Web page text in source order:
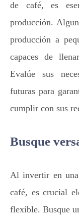
de café, es
producción.
producción a
capaces de
Evalúe sus
futuras para
cumplir con sus
Busque
Al invertir en una
café, es crucial
flexible. Busque